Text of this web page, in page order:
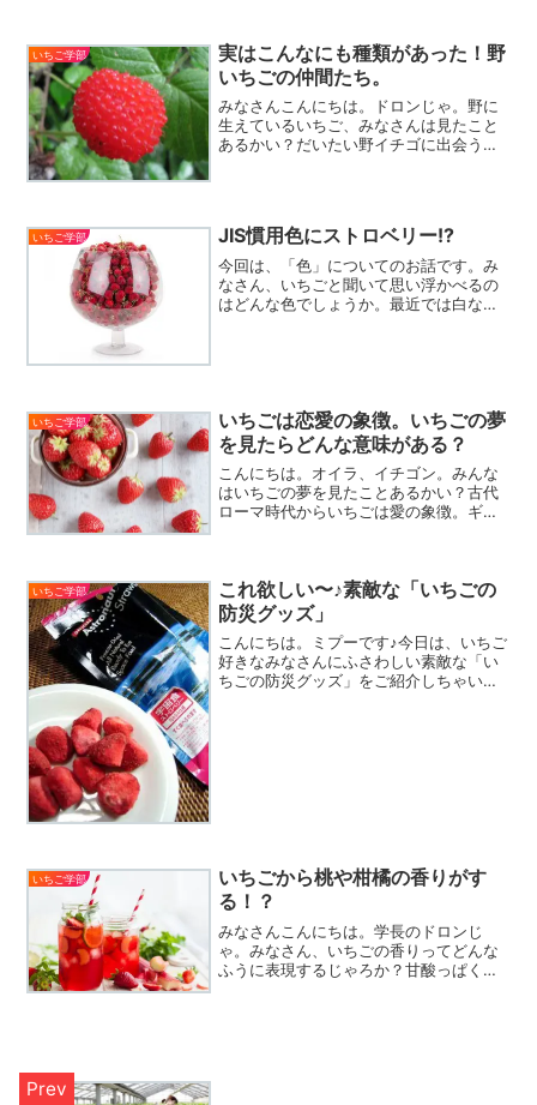
ツ、バナナが持つ酵素の働き...
いちご学部
実はこんなにも種類があった！野
いちごの仲間たち。
みなさんこんにちは。ドロンじゃ。野に
生えているいちご、みなさんは見たこと
あるかい？だいたい野イチゴに出会うと
ょっと違うので、是非、野...
いちご学部 JIS慣用色にストロベリー!?
今回は、「色」についてのお話です。み
なさん、いちごと聞いて思い浮かべるの
はどんな色でしょうか。最近では白など
いちご学部
いちごは恋愛の象徴。いちごの夢
を見たらどんな意味がある？
こんにちは。オイラ、イチゴン。みんな
はいちごの夢を見たことあるかい？古代
ローマ時代からいちごは愛の象徴。ギリ
ちごだったという神話がある...
いちご学部
これ欲しい〜♪素敵な「いちごの
防災グッズ」
こんにちは。ミプーです♪今日は、いちご
好きなみなさんにふさわしい素敵な「い
ちごの防災グッズ」をご紹介しちゃいま
いちご学部
いちごから桃や柑橘の香りがす
る！？
みなさんこんにちは。学長のドロンじ
ゃ。みなさん、いちごの香りってどんな
ふうに表現するじゃろか？甘酸っぱくて